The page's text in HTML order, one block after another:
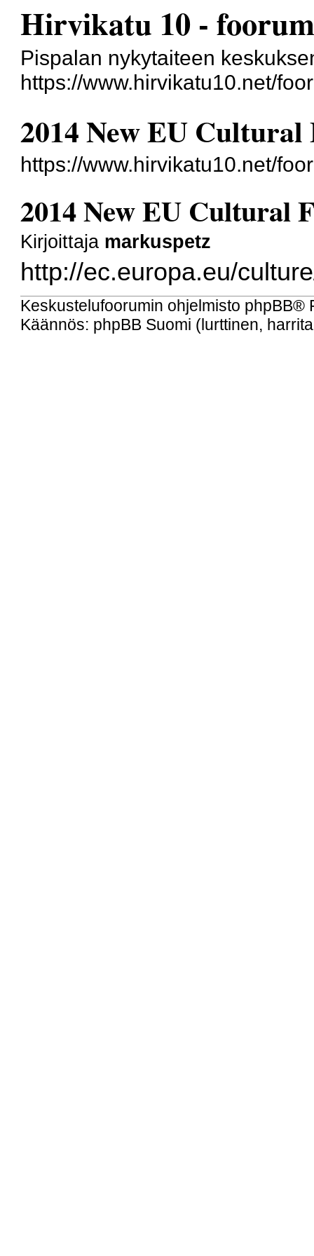
Hirvikatu 10 -
Pispalan nykytaiteen
https://www.hirvikatu10.net/
2014 New EU Cultural
https://www.hirvikatu10.net/
2014 New EU Cultural
Kirjoittaja markuspetz
http://ec.europa.eu/
Keskustelufoorumin ohjelmisto phpBB®
Käännös: phpBB Suomi (lurttinen,